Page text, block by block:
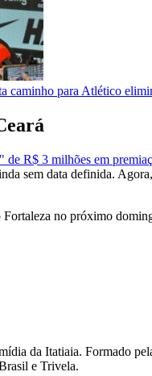
caminho para Atlético
R$ 3 milhões em
sem data definida.
Fortaleza no próximo
da Itatiaia. Formado
e Trivela.